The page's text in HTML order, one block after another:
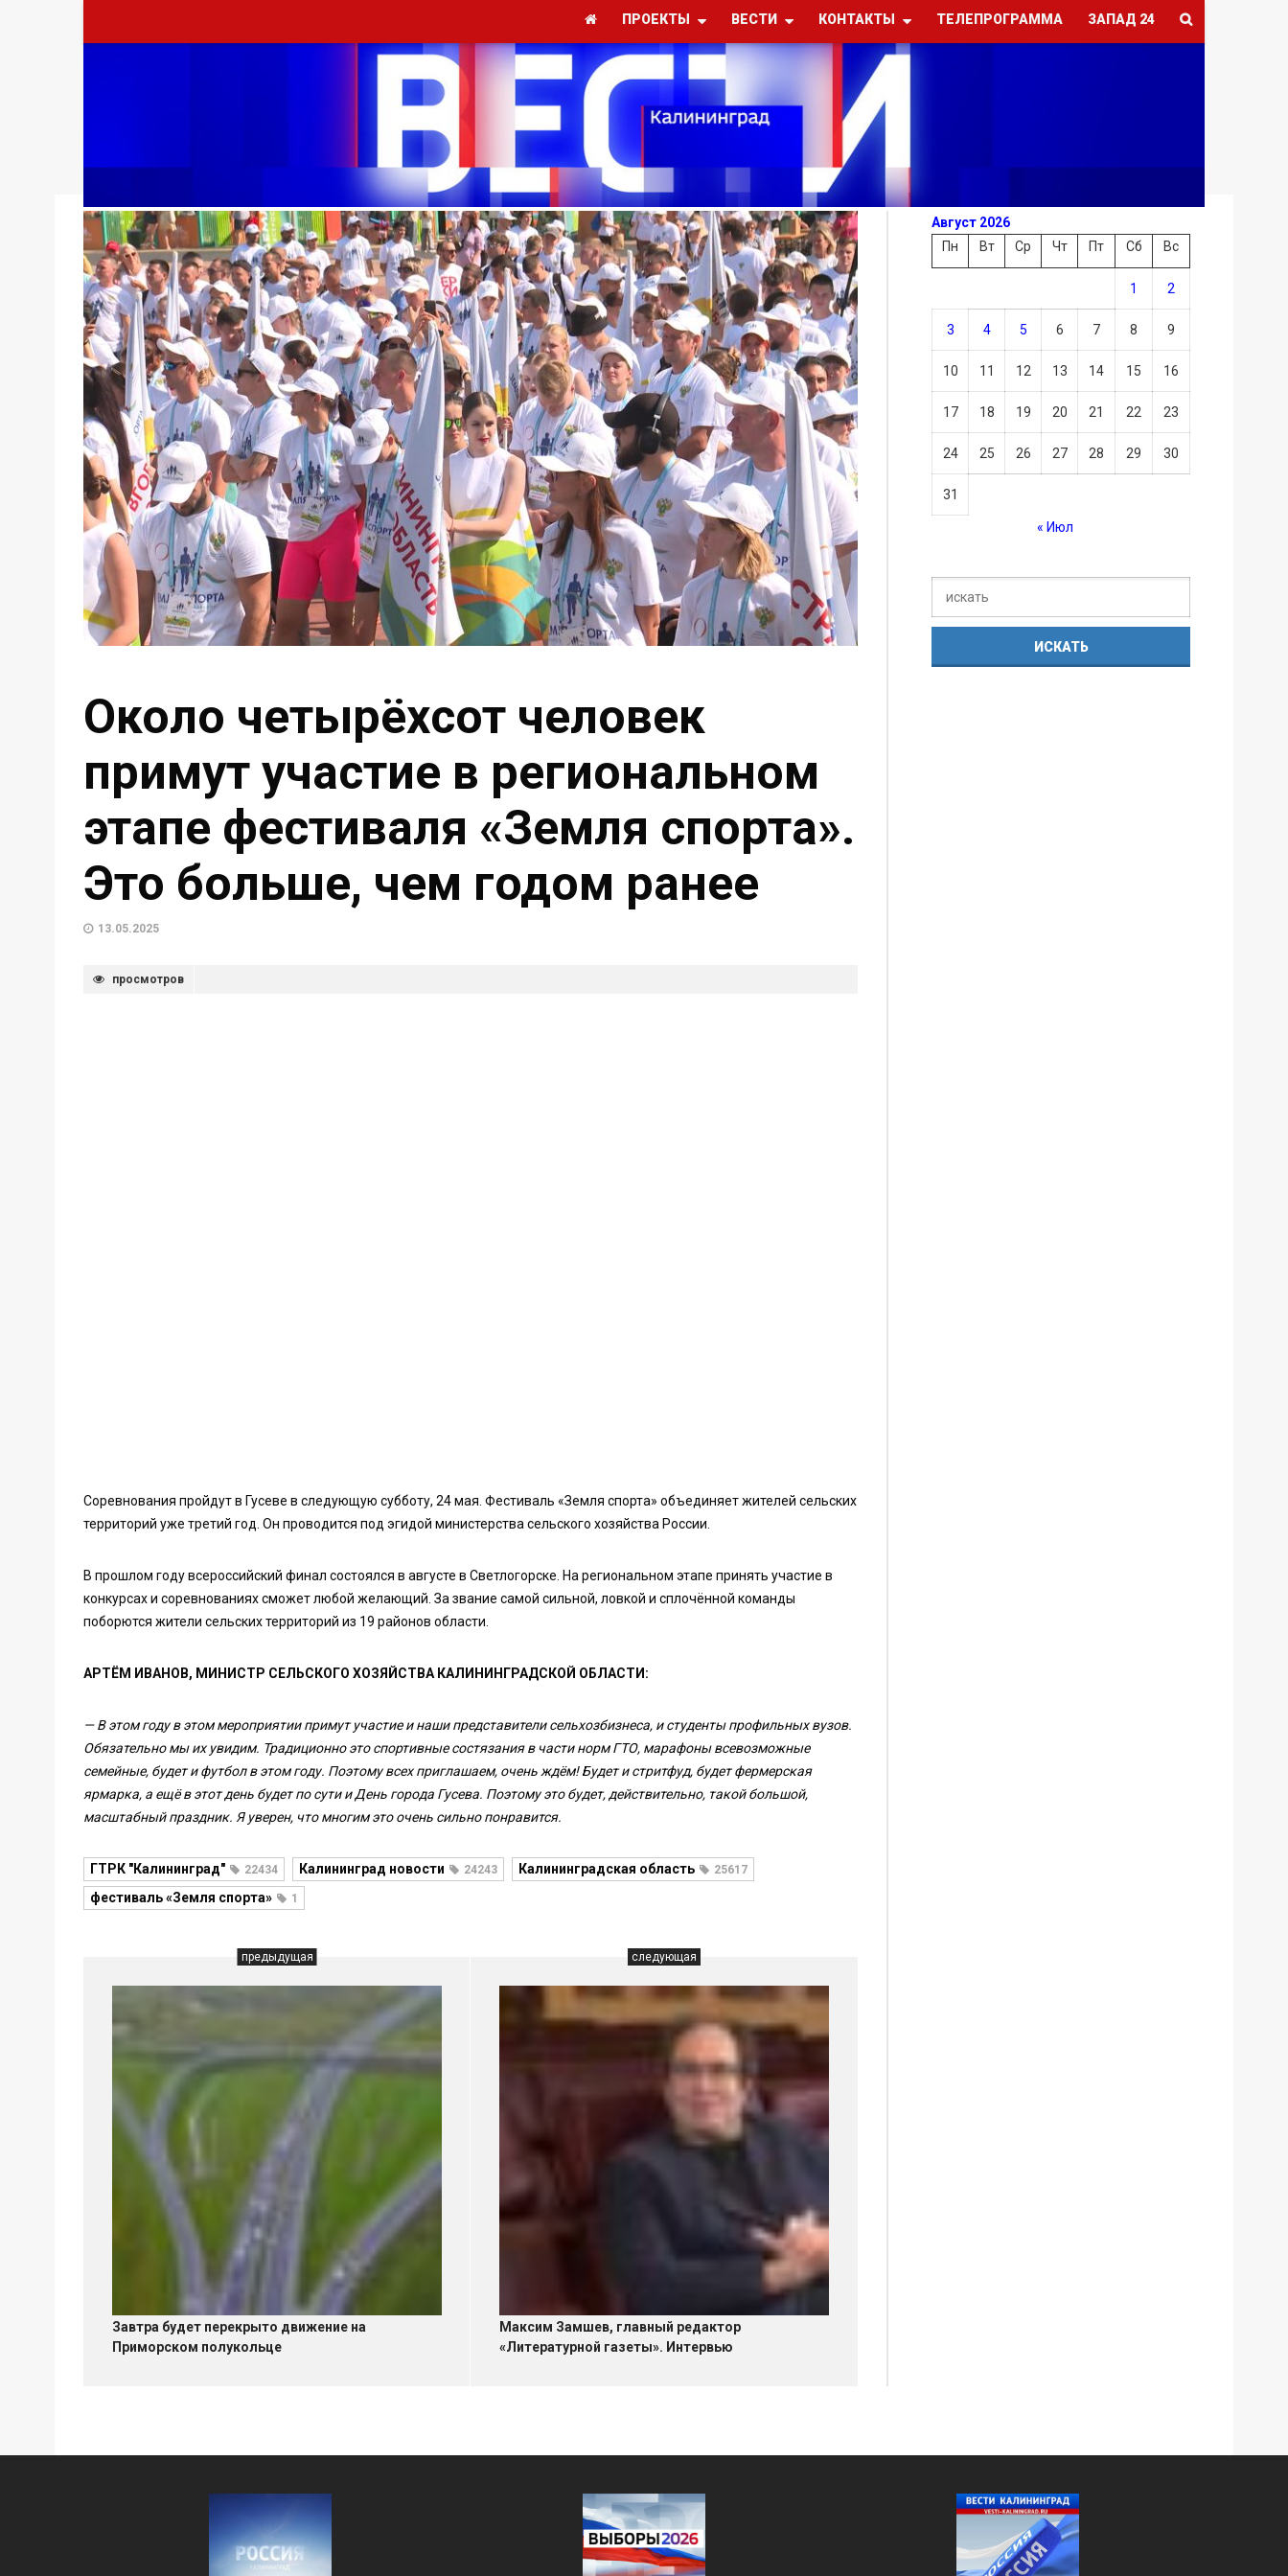
ПРОЕКТЫ ВЕСТИ КОНТАКТЫ ТЕЛЕПРОГРАММА ЗАПАД 24
Около четырёхсот человек
примут участие в региональном
этапе фестиваля «Земля спорта».
Это больше, чем годом ранее
13.05.2025
просмотров
Соревнования пройдут в Гусеве в следующую субботу, 24 мая. Фестиваль «Земля спорта» объединяет жителей сельских
территорий уже третий год. Он проводится под эгидой министерства сельского хозяйства России.
В прошлом году всероссийский финал состоялся в августе в Светлогорске. На региональном этапе принять участие в
конкурсах и соревнованиях сможет любой желающий. За звание самой сильной, ловкой и сплочённой команды
поборются жители сельских территорий из 19 районов области.
АРТЁМ ИВАНОВ, МИНИСТР СЕЛЬСКОГО ХОЗЯЙСТВА КАЛИНИНГРАДСКОЙ ОБЛАСТИ:
— В этом году в этом мероприятии примут участие и наши представители сельхозбизнеса, и студенты профильных вузов.
Обязательно мы их увидим. Традиционно это спортивные состязания в части норм ГТО, марафоны всевозможные
семейные, будет и футбол в этом году. Поэтому всех приглашаем, очень ждём! Будет и стритфуд, будет фермерская
ярмарка, а ещё в этот день будет по сути и День города Гусева. Поэтому это будет, действительно, такой большой,
масштабный праздник. Я уверен, что многим это очень сильно понравится.
ГТРК "Калининград" 22434 Калининград новости 24243 Калининградская область 25617
фестиваль «Земля спорта» 1
предыдущая
Завтра будет перекрыто движение на
Приморском полукольце
следующая
Максим Замшев, главный редактор
«Литературной газеты». Интервью
Август 2026
Пн
Вт Ср Чт Пт Сб Вс
1 2
3 4 5 6 7 8 9
10 11 12 13 14 15 16
17 18 19 20 21 22 23
24 25 26 27 28 29 30
31
« Июл